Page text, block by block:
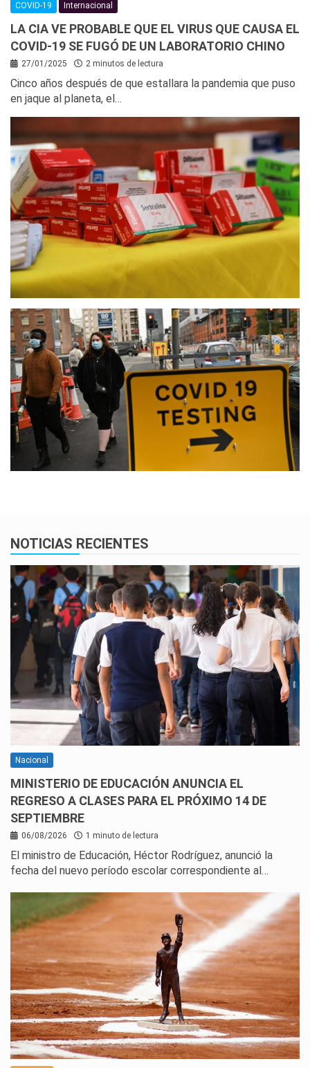
COVID-19 Internacional
LA CIA VE PROBABLE QUE EL VIRUS QUE CAUSA EL
COVID-19 SE FUGÓ DE UN LABORATORIO CHINO
27/01/2025 2 minutos de lectura
Cinco años después de que estallara la pandemia que puso
en jaque al planeta, el…
NOTICIAS RECIENTES
Nacional
MINISTERIO DE EDUCACIÓN ANUNCIA EL
REGRESO A CLASES PARA EL PRÓXIMO 14 DE
SEPTIEMBRE
06/08/2026 1 minuto de lectura
El ministro de Educación, Héctor Rodríguez, anunció la
fecha del nuevo período escolar correspondiente al…